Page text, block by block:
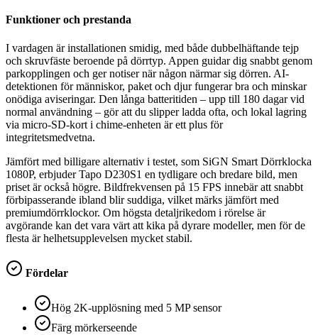
Funktioner och prestanda
I vardagen är installationen smidig, med både dubbelhäftande tejp
och skruvfäste beroende på dörrtyp. Appen guidar dig snabbt genom
parkopplingen och ger notiser när någon närmar sig dörren. AI-
detektionen för människor, paket och djur fungerar bra och minskar
onödiga aviseringar. Den långa batteritiden – upp till 180 dagar vid
normal användning – gör att du slipper ladda ofta, och lokal lagring
via micro-SD-kort i chime-enheten är ett plus för
integritetsmedvetna.
Jämfört med billigare alternativ i testet, som SiGN Smart Dörrklocka
1080P, erbjuder Tapo D230S1 en tydligare och bredare bild, men
priset är också högre. Bildfrekvensen på 15 FPS innebär att snabbt
förbipasserande ibland blir suddiga, vilket märks jämfört med
premiumdörrklockor. Om högsta detaljrikedom i rörelse är
avgörande kan det vara värt att kika på dyrare modeller, men för de
flesta är helhetsupplevelsen mycket stabil.
Fördelar
Hög 2K-upplösning med 5 MP sensor
Färg mörkerseende